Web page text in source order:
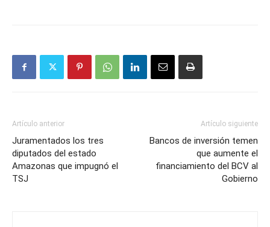
Artículo anterior
Juramentados los tres
diputados del estado
Amazonas que impugnó el
TSJ
Artículo siguiente
Bancos de inversión temen
que aumente el
financiamiento del BCV al
Gobierno